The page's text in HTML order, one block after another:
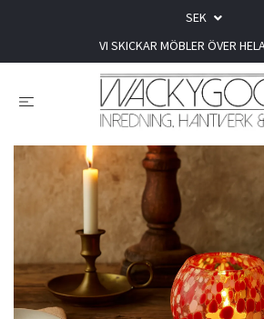
SEK
VI SKICKAR MÖBLER ÖVER